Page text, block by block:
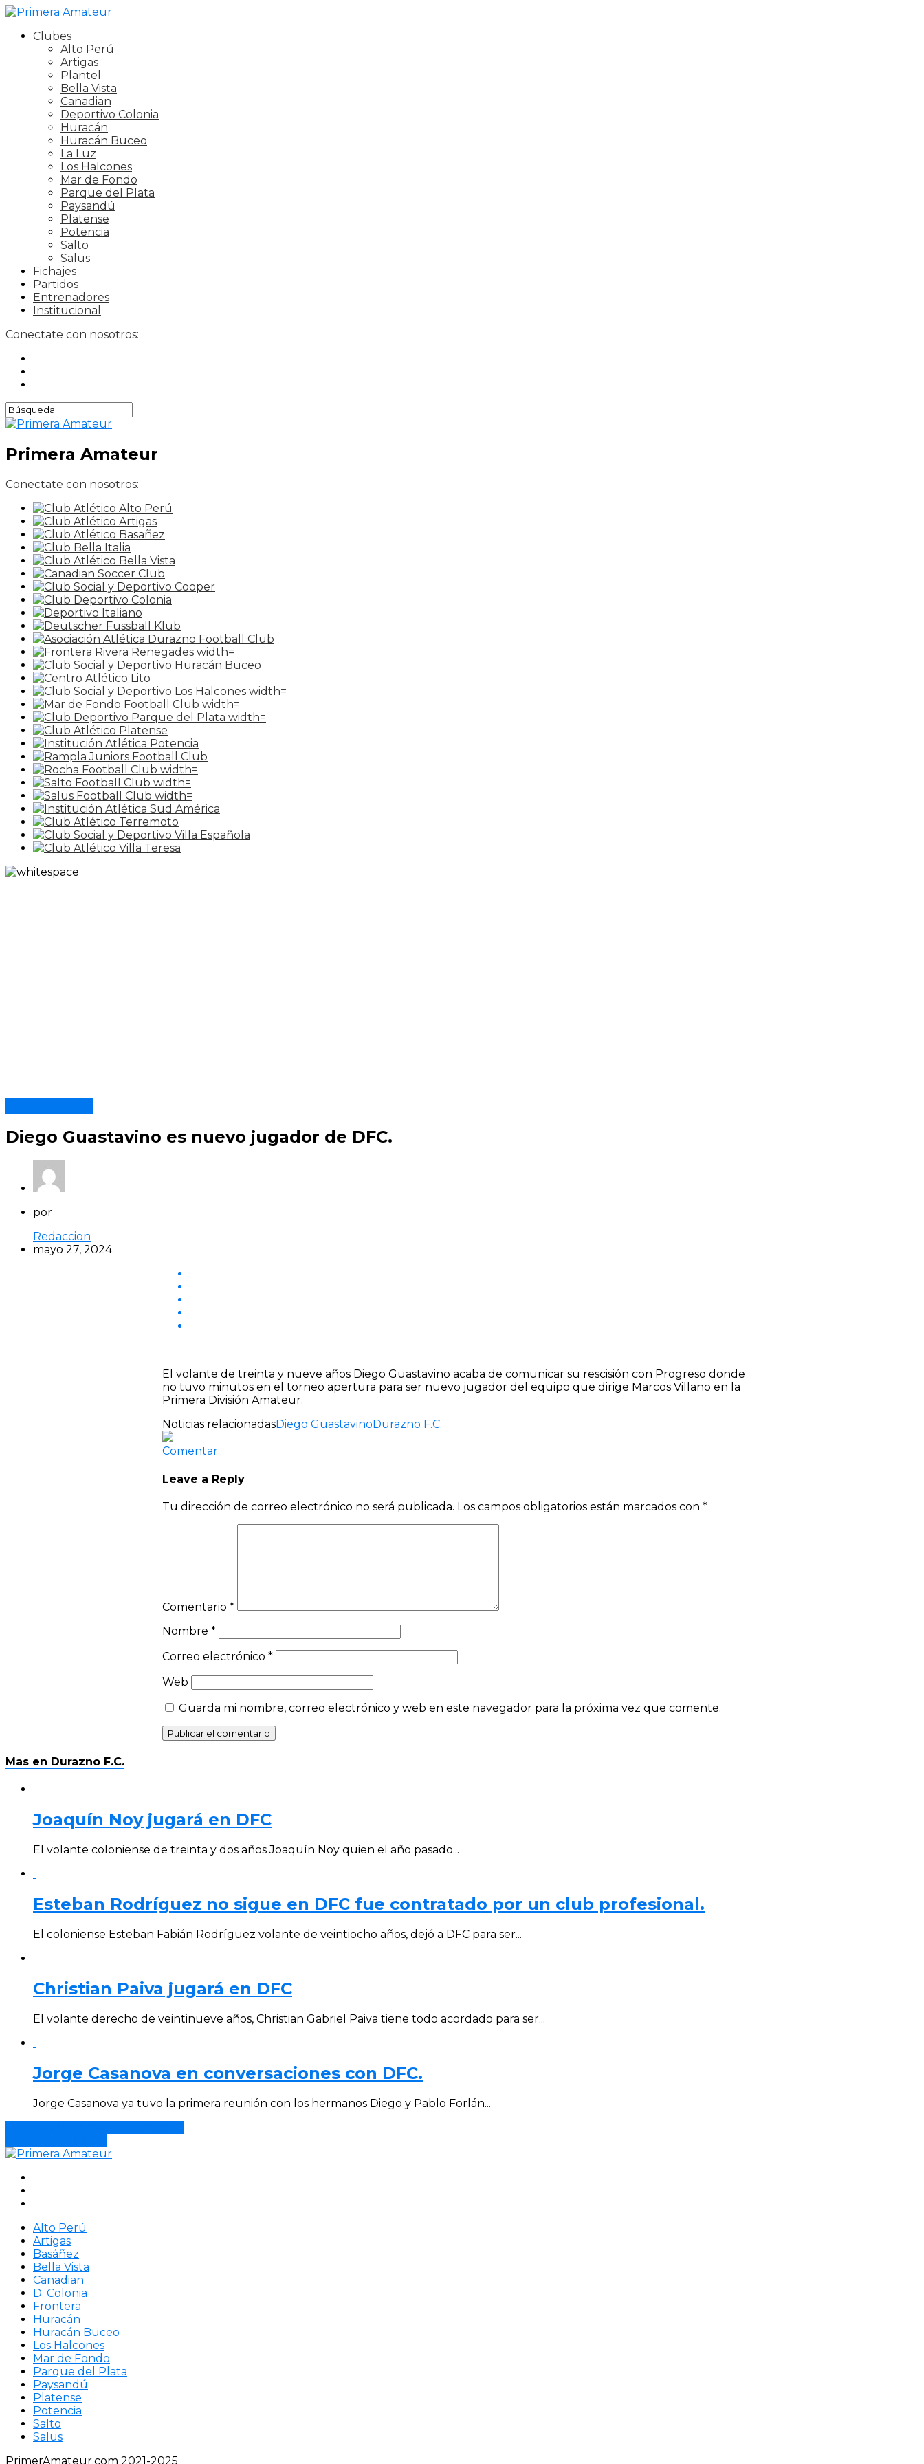
Clubes
Alto Perú
Artigas
Plantel
Bella Vista
Canadian
Deportivo Colonia
Huracán
Huracán Buceo
La Luz
Los Halcones
Mar de Fondo
Parque del Plata
Paysandú
Platense
Potencia
Salto
Salus
Fichajes
Partidos
Entrenadores
Institucional
Conectate con nosotros:
Primera Amateur
Conectate con nosotros:
Diego Guastavino es nuevo jugador de DFC.
por
Redaccion
mayo 27, 2024
El volante de treinta y nueve años Diego Guastavino acaba de comunicar su rescisión con Progreso donde
no tuvo minutos en el torneo apertura para ser nuevo jugador del equipo que dirige Marcos Villano en la
Primera División Amateur.
Noticias relacionadasDiego Guastavino Durazno F.C.
Comentar
Leave a Reply
Tu dirección de correo electrónico no será publicada. Los campos obligatorios están marcados con *
Comentario *
Nombre *
Correo electrónico *
Web
Guarda mi nombre, correo electrónico y web en este navegador para la próxima vez que comente.
Mas en Durazno F.C.
Joaquín Noy jugará en DFC
El volante coloniense de treinta y dos años Joaquín Noy quien el año pasado...
Esteban Rodríguez no sigue en DFC fue contratado por un club profesional.
El coloniense Esteban Fabián Rodríguez volante de veintiocho años, dejó a DFC para ser...
Christian Paiva jugará en DFC
El volante derecho de veintinueve años, Christian Gabriel Paiva tiene todo acordado para ser...
Jorge Casanova en conversaciones con DFC.
Jorge Casanova ya tuvo la primera reunión con los hermanos Diego y Pablo Forlán...
Alto Perú
Artigas
Basáñez
Bella Vista
Canadian
D. Colonia
Frontera
Huracán
Huracán Buceo
Los Halcones
Mar de Fondo
Parque del Plata
Paysandú
Platense
Potencia
Salto
Salus
PrimerAmateur.com 2021-2025